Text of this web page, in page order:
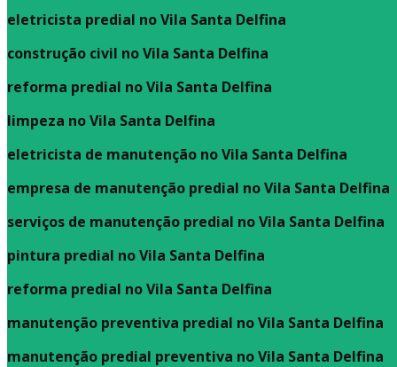
eletricista predial no Vila Santa Delfina
construção civil no Vila Santa Delfina
reforma predial no Vila Santa Delfina
limpeza no Vila Santa Delfina
eletricista de manutenção no Vila Santa Delfina
empresa de manutenção predial no Vila Santa Delfina
serviços de manutenção predial no Vila Santa Delfina
pintura predial no Vila Santa Delfina
reforma predial no Vila Santa Delfina
manutenção preventiva predial no Vila Santa Delfina
manutenção predial preventiva no Vila Santa Delfina